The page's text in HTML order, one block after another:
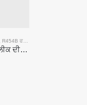
R454B ਫਰਿੱਜ ਫਰਿੱਜ ਨੂੰ ਸੈਂਸਰ
Mp511d ਫਰਿੱਜ ਗੈਸ ਸੈਂਸਰ - ਫਰਿੱਜ ਲੀਕ ਦੀ ਪਛਾਣ ਲਈ ਸੈਮੀਕੰਡਕਟਰ ਅਧਾਰਤ ਸੈਂਸਰ